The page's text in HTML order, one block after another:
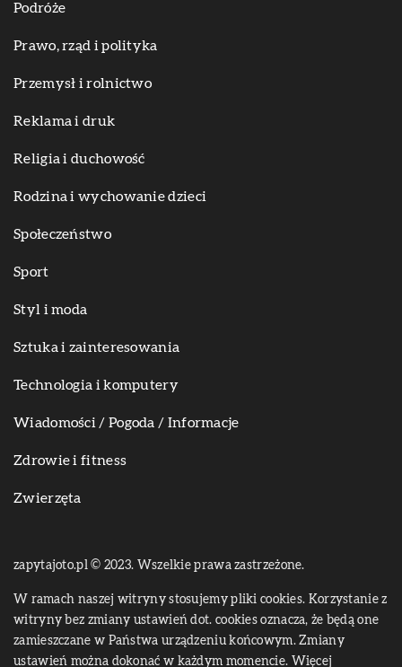
Podróże
Prawo, rząd i polityka
Przemysł i rolnictwo
Reklama i druk
Religia i duchowość
Rodzina i wychowanie dzieci
Społeczeństwo
Sport
Styl i moda
Sztuka i zainteresowania
Technologia i komputery
Wiadomości / Pogoda / Informacje
Zdrowie i fitness
Zwierzęta
zapytajoto.pl © 2023. Wszelkie prawa zastrzeżone.
W ramach naszej witryny stosujemy pliki cookies. Korzystanie z
witryny bez zmiany ustawień dot. cookies oznacza, że będą one
zamieszczane w Państwa urządzeniu końcowym. Zmiany
ustawień można dokonać w każdym momencie. Więcej